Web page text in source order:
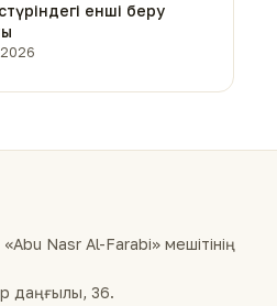
енші беру
Nasr Al-Farabi» мешітінің
даңғылы, 36.